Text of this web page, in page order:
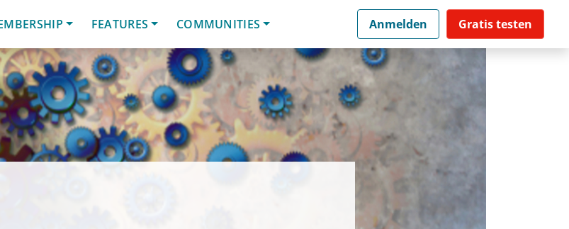
FEATURES COMMUNITIES Anmelden Gratis testen